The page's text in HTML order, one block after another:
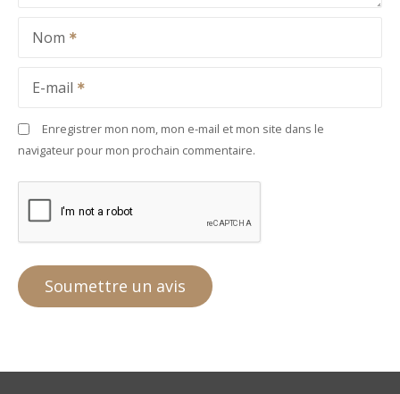
Nom
E-mail
Enregistrer mon nom, mon e-mail et mon site dans le
navigateur pour mon prochain commentaire.